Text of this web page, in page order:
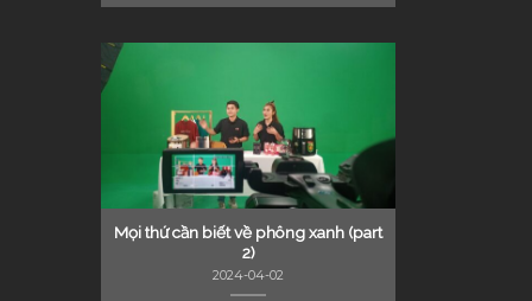
Mọi thứ cần biết về phông xanh (part
2)
2024-04-02